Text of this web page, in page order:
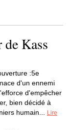
Kass
:5e
d'un ennemi
d'empêcher
bien décidé à
humain...
Lire